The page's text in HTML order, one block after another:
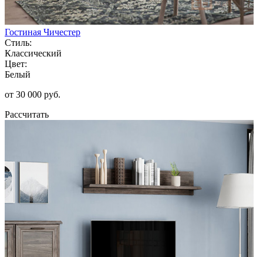
Гостиная Чичестер
Стиль:
Классический
Цвет:
Белый
от 30 000 руб.
Рассчитать